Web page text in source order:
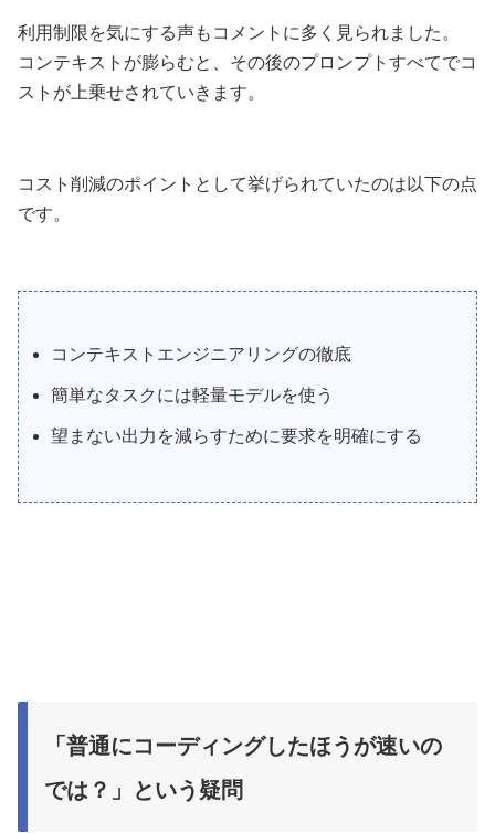
利用制限を気にする声もコメントに多く見られました。
コンテキストが膨らむと、その後のプロンプトすべてでコ
ストが上乗せされていきます。
コスト削減のポイントとして挙げられていたのは以下の点
です。
コンテキストエンジニアリングの徹底
簡単なタスクには軽量モデルを使う
望まない出力を減らすために要求を明確にする
「普通にコーディングしたほうが速いの
では？」という疑問